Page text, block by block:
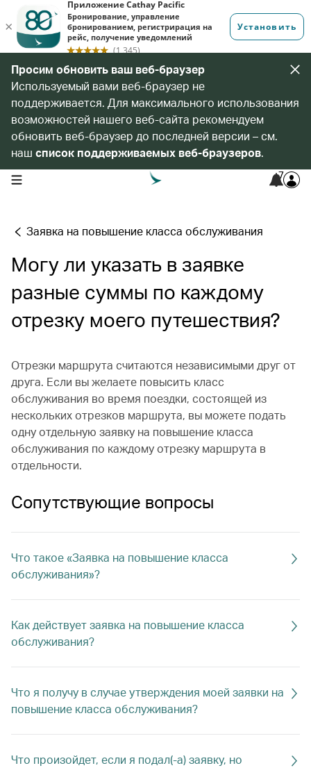
Просим обновить ваш веб-браузер
Используемый вами веб-браузер не
поддерживается. Для максимального использования
возможностей нашего веб-сайта рекомендуем
обновить веб-браузер до последней версии – см.
наш список поддерживаемых веб-браузеров.
open navigation menu 7
Заявка на повышение класса обслуживания
Могу ли указать в заявке
разные суммы по каждому
отрезку моего путешествия?
Отрезки маршрута считаются независимыми друг от
друга. Если вы желаете повысить класс
обслуживания во время поездки, состоящей из
нескольких отрезков маршрута, вы можете подать
одну отдельную заявку на повышение класса
обслуживания по каждому отрезку маршрута в
отдельности.
Сопутствующие вопросы
Что такое «Заявка на повышение класса
обслуживания»?
Как действует заявка на повышение класса
обслуживания?
Что я получу в случае утверждения моей заявки на
повышение класса обслуживания?
Что произойдет, если я подал(-а) заявку, но